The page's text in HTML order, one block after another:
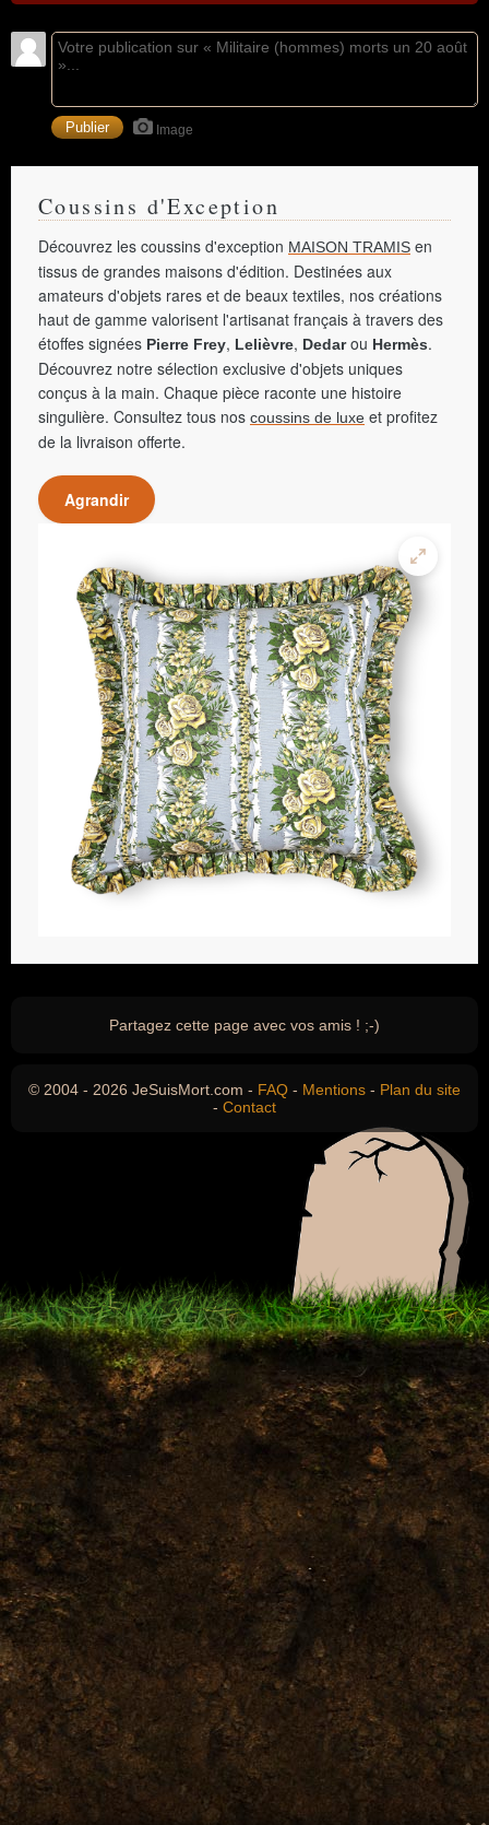
Image
Coussins d'Exception
Découvrez les coussins d'exception MAISON TRAMIS en
tissus de grandes maisons d'édition. Destinées aux
amateurs d'objets rares et de beaux textiles, nos créations
haut de gamme valorisent l'artisanat français à travers des
étoffes signées Pierre Frey, Lelièvre, Dedarou Hermès.
Découvrez notre sélection exclusive d'objets uniques
conçus à la main. Chaque pièce raconte une histoire
singulière. Consultez tous nos coussins de luxe et profitez
de la livraison offerte.
Agrandir
Partagez cette page avec vos amis ! ;-)
© 2004 - 2026 JeSuisMort.com - FAQ - Mentions - Plan du site
- Contact